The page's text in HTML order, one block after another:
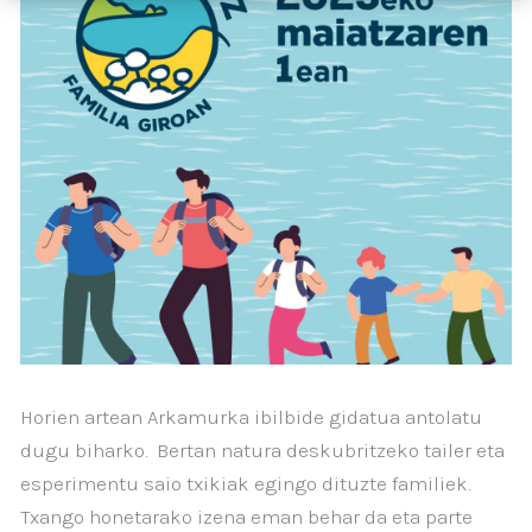
Horien artean Arkamurka ibilbide gidatua antolatu
dugu biharko. Bertan natura deskubritzeko tailer eta
esperimentu saio txikiak egingo dituzte familiek.
Txango honetarako izena eman behar da eta parte